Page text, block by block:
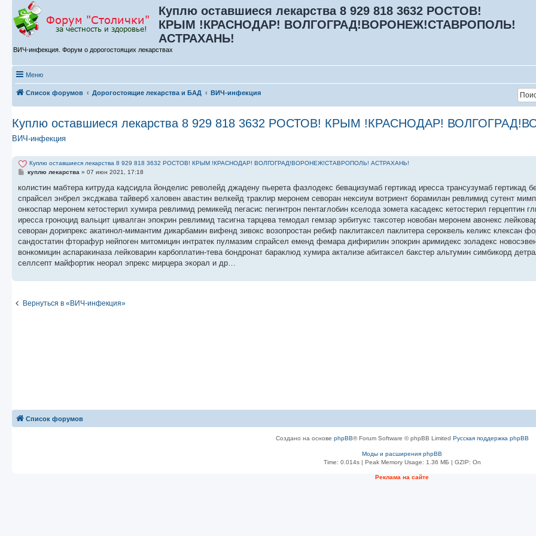
Куплю оставшиеся лекарства 8 929 818 3632 РОСТОВ!
КРЫМ !КРАСНОДАР! ВОЛГОГРАД!ВОРОНЕЖ!СТАВРОПОЛЬ!
АСТРАХАНЬ!
ВИЧ-инфекция. Форум о дорогостоящих лекарствах
Меню
Список форумов Дорогостоящие лекарства и БАД ВИЧ-инфекция
Куплю оставшиеся лекарства 8 929 818 3632 РОСТОВ! КРЫМ !КРАСНОДАР!
ВИЧ-инфекция
Куплю оставшиеся лекарства 8 929 818 3632 РОСТОВ! КРЫМ !КРАСНОДАР! ВОЛГОГРАД!ВОРОНЕЖ!СТАВРОПОЛЬ! АСТРАХАНЬ!
С
о
щ
е
и
е
куплю лекарства » 07 июн 2021, 17:18
колистин мабтера китруда кадсидла йонделис револейд джадену пьерета фазлодекс бевацизумаб гертикад иресса трансузумаб гертикад
спрайсел энбрел эксджава тайверб халовен авастин велкейд траклир меронем севоран нексиум вотриент борамилан ревлимид сутент
онкоспар меронем кетостерил хумира ревлимид ремикейд пегасис пегинтрон пентаглобин кселода зомета касадекс кетостерил герцептин
иресса гроноцид вальцит цивалган эпокрин ревлимид тасигна тарцева темодал гемзар эрбитукс таксотер новобан меронем авонекс
севоран дорипрекс акатинол-мимантим дикарбамин вифенд зивокс возопростан ребиф паклитаксел паклитера сероквель келикс клексан
сандостатин фторафур нейпоген митомицин интратек пулмазим спрайсел еменд фемара дифирилин эпокрин аримидекс золадекс
вонкомицин аспаракиназа лейковарин карбоплатин-тева бондронат бараклюд хумира актализе абитаксел бакстер альтумин симбикорд
селлсепт майфортик неорал эпрекс мирцера экорал и др…
Вернуться в «ВИЧ-инфекция»
Список форумов
Создано на основе phpBB® Forum Software © phpBB Limited Русская поддержка phpBB
Моды и расширения phpBB
Time: 0.014s| Peak Memory Usage: 1.36 МБ | GZIP: On
Рeклама на сaйте